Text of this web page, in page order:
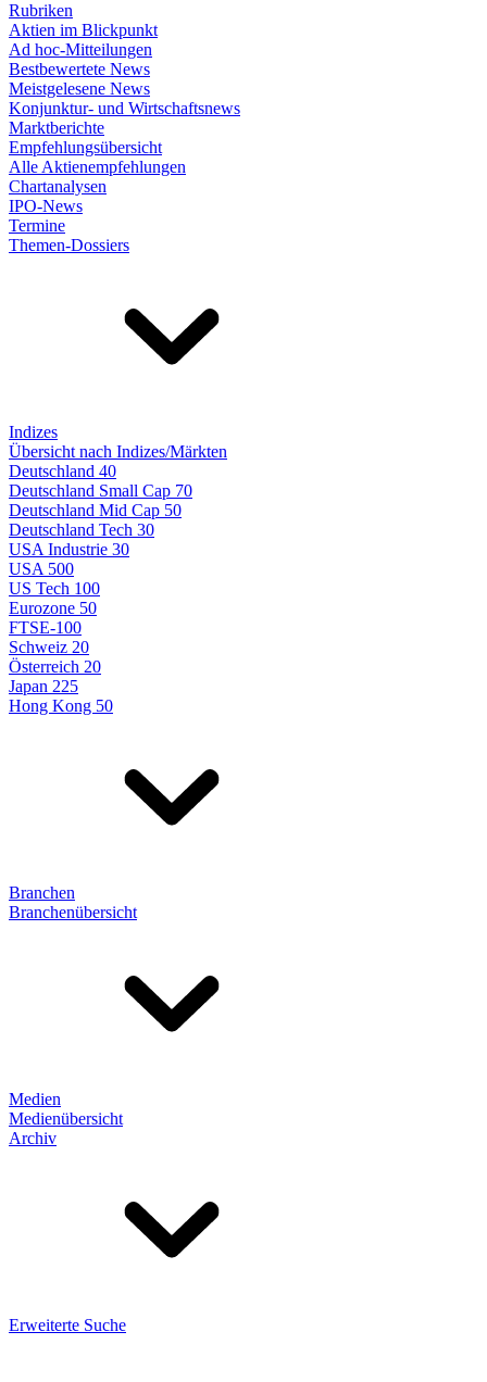
Rubriken
Aktien im Blickpunkt
Ad hoc-Mitteilungen
Bestbewertete News
Meistgelesene News
Konjunktur- und Wirtschaftsnews
Marktberichte
Empfehlungsübersicht
Alle Aktienempfehlungen
Chartanalysen
IPO-News
Termine
Themen-Dossiers
Indizes
Übersicht nach Indizes/Märkten
Deutschland 40
Deutschland Small Cap 70
Deutschland Mid Cap 50
Deutschland Tech 30
USA Industrie 30
USA 500
US Tech 100
Eurozone 50
FTSE-100
Schweiz 20
Österreich 20
Japan 225
Hong Kong 50
Branchen
Branchenübersicht
Medien
Medienübersicht
Archiv
Erweiterte Suche